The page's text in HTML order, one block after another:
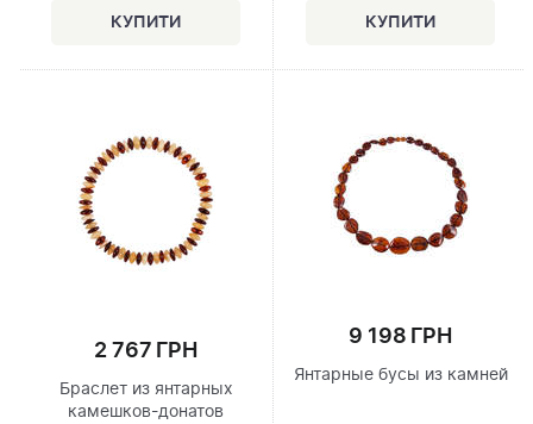
2 767 ГРН
Браслет из янтарных
камешков-донатов
9 198 ГРН
Янтарные бусы из камней